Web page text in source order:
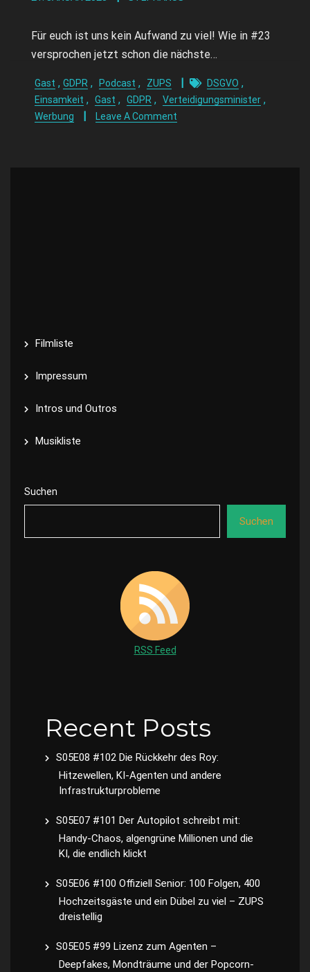
Für euch ist uns kein Aufwand zu viel! Wie in #23
versprochen jetzt schon die nächste…
Gast , GDPR , Podcast , ZUPS DSGVO ,
Einsamkeit , Gast , GDPR , Verteidigungsminister ,
Werbung Leave A Comment
Filmliste
Impressum
Intros und Outros
Musikliste
Suchen
Suchen
RSS Feed
Recent Posts
S05E08 #102 Die Rückkehr des Roy:
Hitzewellen, KI-Agenten und andere
Infrastrukturprobleme
S05E07 #101 Der Autopilot schreibt mit:
Handy-Chaos, algengrüne Millionen und die
KI, die endlich klickt
S05E06 #100 Offiziell Senior: 100 Folgen, 400
Hochzeitsgäste und ein Dübel zu viel – ZUPS
dreistellig
S05E05 #99 Lizenz zum Agenten –
Deepfakes, Mondträume und der Popcorn-